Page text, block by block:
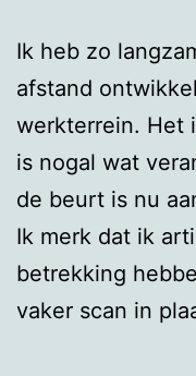
Ik heb zo
afstand
werkterrein. Het
is nogal wat
de beurt is nu
Ik merk dat ik
betrekking
vaker scan in